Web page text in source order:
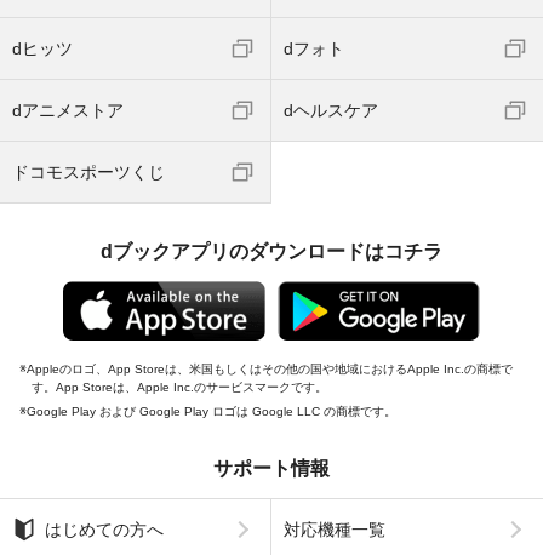
dヒッツ dフォト
dアニメストア dヘルスケア
ドコモスポーツくじ
dブックアプリのダウンロードはコチラ
Appleのロゴ、App Storeは、米国もしくはその他の国や地域におけるApple Inc.の商標で
す。App Storeは、Apple Inc.のサービスマークです。
Google Play および Google Play ロゴは Google LLC の商標です。
サポート情報
はじめての方へ 対応機種一覧